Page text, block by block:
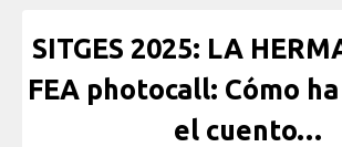
SITGES 2025: LA
FEA photocall: Cómo
el cuento…